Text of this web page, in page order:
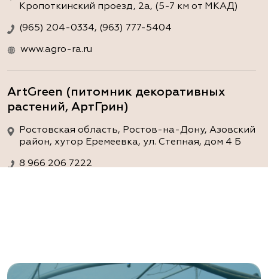
Кропоткинский проезд, 2а, (5-7 км от МКАД)
(965) 204-0334, (963) 777-5404
www.agro-ra.ru
ArtGreen (питомник декоративных
растений, АртГрин)
Ростовская область, Ростов-на-Дону, Азовский
район, хутор Еремеевка, ул. Степная, дом 4 Б
8 966 206 7222
Ростовская область, Ростов-на-Дону,